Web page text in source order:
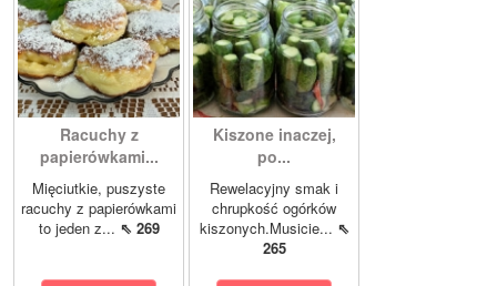
Racuchy z
papierówkami...
Mięciutkie, puszyste
racuchy z papierówkami
to jeden z... ⇖ 269
Kiszone inaczej,
po...
Rewelacyjny smak i
chrupkość ogórków
kiszonych.Musicie... ⇖
265